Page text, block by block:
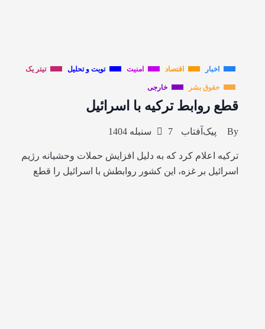
اخبار اقتصاد امنیت تویت و تحلیل تیتر یک
حقوق بشر خارجی
قطع روابط ترکیه با اسرائیل
By پیک‌آفتاب 7 سنبله 1404
ترکیه اعلام کرد که به دلیل افزایش حملات وحشیانه رژیم
اسرائیل بر غزه، این کشور روابطش با اسرائیل را قطع